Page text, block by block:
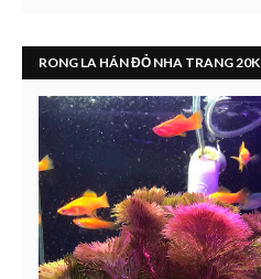
RONG LA HÁN ĐỎ NHA TRANG 20K